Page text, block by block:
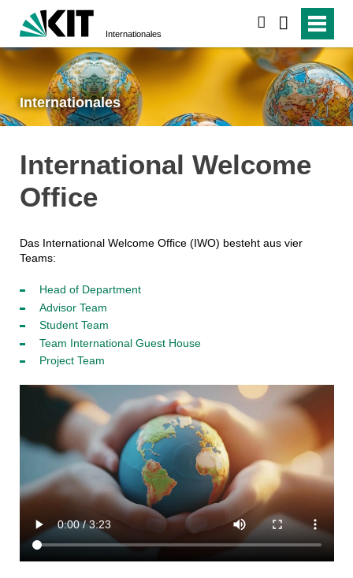
Internationales
Internationales
International Welcome
Office
Das International Welcome Office (IWO) besteht aus vier
Teams:
Head of Department
Advisor Team
Student Team
Team International Guest House
Project Team